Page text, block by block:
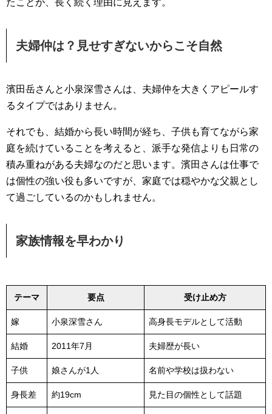
たことが、長く続く理由に見えます。
夫婦仲は？見せすぎないからこそ自然
濱田岳さんと小泉深雪さんは、夫婦仲を大きくアピールす
るタイプではありません。
それでも、結婚から長い時間が経ち、子供も育てながら家
庭を続けていることを考えると、派手な発信よりも日常の
積み重ねがある夫婦なのだと思います。濱田さんは仕事で
は個性の強い役も多いですが、家庭では穏やかな父親とし
て過ごしているのかもしれません。
家族情報を早わかり
テーマ 要点 受け止め方
嫁 小泉深雪さん 高身長モデルとして活動
結婚 2011年7月 夫婦歴が長い
子供 娘さんが1人 名前や学校は扱わない
身長差 約19cm 見た目の個性として話題